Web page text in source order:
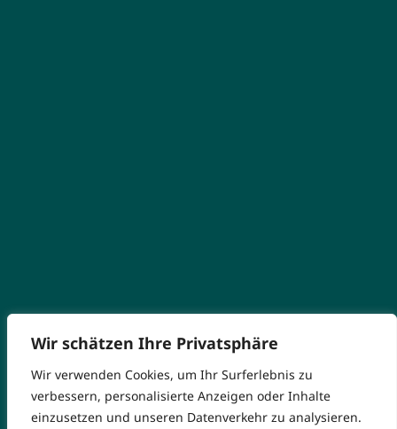
Wir schätzen Ihre Privatsphäre
Wir verwenden Cookies, um Ihr Surferlebnis zu
verbessern, personalisierte Anzeigen oder Inhalte
einzusetzen und unseren Datenverkehr zu analysieren.